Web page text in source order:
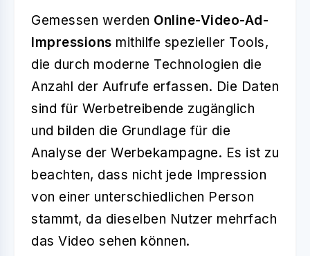
Gemessen werden Online-Video-Ad-
Impressions mithilfe spezieller Tools,
die durch moderne Technologien die
Anzahl der Aufrufe erfassen. Die Daten
sind für Werbetreibende zugänglich
und bilden die Grundlage für die
Analyse der Werbekampagne. Es ist zu
beachten, dass nicht jede Impression
von einer unterschiedlichen Person
stammt, da dieselben Nutzer mehrfach
das Video sehen können.